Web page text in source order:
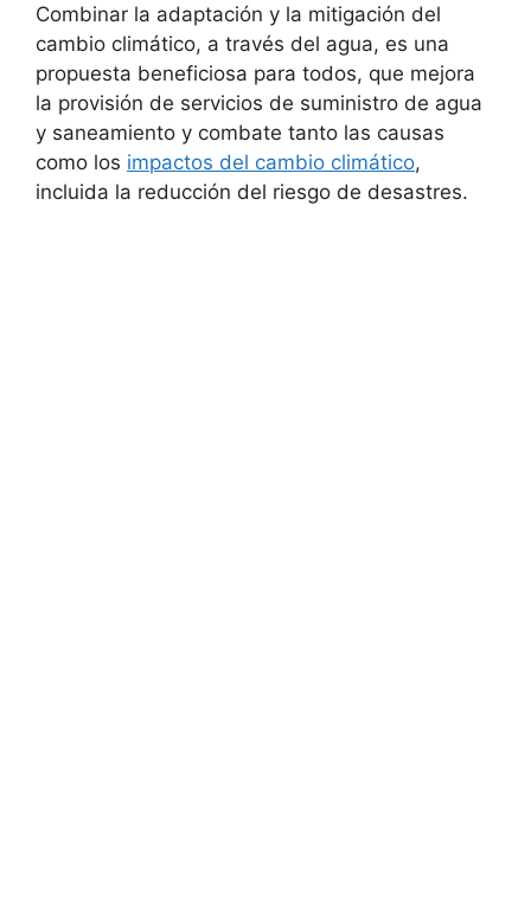
Combinar la adaptación y la mitigación del
cambio climático, a través del agua, es una
propuesta beneficiosa para todos, que mejora
la provisión de servicios de suministro de agua
y saneamiento y combate tanto las causas
como los impactos del cambio climático,
incluida la reducción del riesgo de desastres.